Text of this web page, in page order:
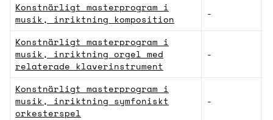
Konstnärligt masterprogram i
musik, inriktning komposition
-
Konstnärligt masterprogram i
musik, inriktning orgel med
relaterade klaverinstrument
-
Konstnärligt masterprogram i
musik, inriktning symfoniskt
orkesterspel
-